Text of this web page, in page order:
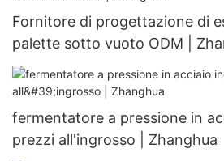
Fornitore di progettazione di
palette sotto vuoto ODM |
fermentatore a pressione in
prezzi all'ingrosso | Zhanghua